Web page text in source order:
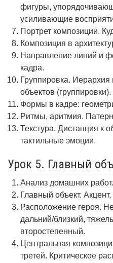
фигуры,
усиливающие
Портрет композиции.
Композиция в
Направление линий и
кадра.
Группировка.
объектов (группировки).
Формы в кадре:
Ритмы, аритмия.
Текстура. Дистанция к
тактильные эмоции.
Урок 5. Главный
Анализ домашних работ.
Главный объект.
Расположение героя.
дальний/близкий,
второстепенный.
Центральная
третей. Критическое